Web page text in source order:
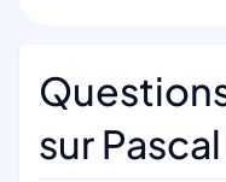
sur